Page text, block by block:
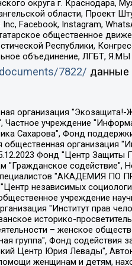
округа г. Краснодара,
области, Проект
Facebook, Instagram,
общественное
Республики,
объединение, ЛГБТ, Я.МЫ
7822/ данные
семьям, Автономная некоммерческая организация "Институт глобализации и социальных движений", Фонд "В защиту прав заключенных", Частное учреждение "Центр поддержки и содействия развитию средств массовой информации", Пензенский региональный общественный благотворительный фонд "Гражданский союз", "Север.Реалии", Некоммерческая организация Фонд "Правовая инициатива", Общество с ограниченной ответственностью "Радио Свободная Европа/Радио Свобода", Чешское информационное агентство "MEDIUM-ORIENT", Красноярская региональная общественная организация "Мы против СПИДа", Камалягин Денис Николаевич, Маркелов Сергей Евгеньевич, Пономарев Лев Александрович, Савицкая Людмила Алексеевна, Автономная некоммерческая организация "Центр по работе с проблемой насилия "НАСИЛИЮ.НЕТ", Межрегиональный профессиональный союз работников здравоохранения "Альянс врачей", Юридическое лицо, зарегистрированное в Латвийской Республике, SIA "Medusa Project" (регистрационный номер 40103797863, дата регистрации 10.06.2014), Некоммерческая организация "Фонд по борьбе с коррупцией", Автономная некоммерческая организация "Институт права и публичной политики", Баданин Роман Сергеевич, Гликин Максим Александрович, Железнова Мария Михайловна, Лукьянова Юлия Сергеевна, Маетная Елизавета Витальевна, Маняхин Петр Борисович, Чуракова Ольга Владимировна, Ярош Юлия Петровна, Юридическое лицо "The Insider SIA", зарегистрированное в Риге, Латвийская Республика (дата регистрации 26.06.2015), являющееся администратором доменного имени интернет-издания "The Insider SIA", https://theins.ru, Постернак Алексей Евгеньевич, Рубин Михаил Аркадьевич, Анин Роман Александрович, Юридическое лицо Istories fonds, зарегистрированное в